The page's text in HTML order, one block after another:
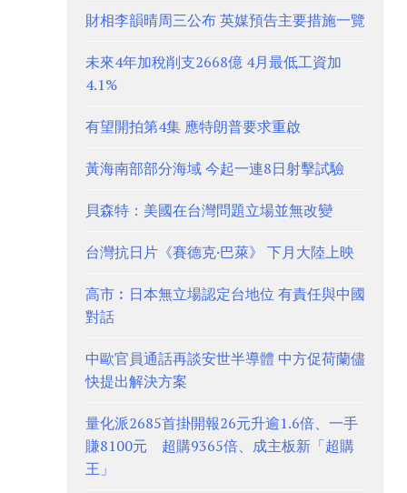
財相李韻晴周三公布 英媒預告主要措施一覽
未來4年加稅削支2668億 4月最低工資加
4.1%
有望開拍第4集 應特朗普要求重啟
黃海南部部分海域 今起一連8日射擊試驗
貝森特：美國在台灣問題立場並無改變
台灣抗日片《賽德克·巴萊》 下月大陸上映
高市︰日本無立場認定台地位 有責任與中國
對話
中歐官員通話再談安世半導體 中方促荷蘭儘
快提出解決方案
量化派2685首掛開報26元升逾1.6倍、一手
賺8100元 超購9365倍、成主板新「超購
王」